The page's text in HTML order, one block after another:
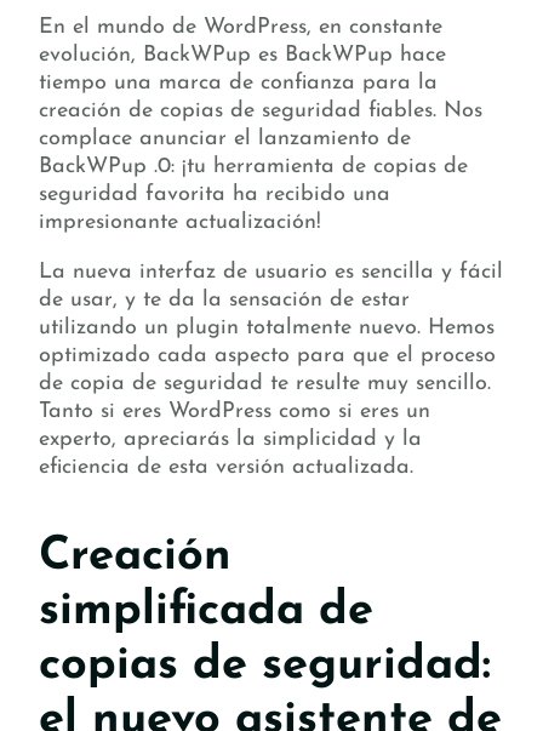
En el mundo de WordPress, en constante
evolución, BackWPup es BackWPup hace
tiempo una marca de confianza para la
creación de copias de seguridad fiables. Nos
complace anunciar el lanzamiento de
BackWPup .0: ¡tu herramienta de copias de
seguridad favorita ha recibido una
impresionante actualización!
La nueva interfaz de usuario es sencilla y fácil
de usar, y te da la sensación de estar
utilizando un plugin totalmente nuevo. Hemos
optimizado cada aspecto para que el proceso
de copia de seguridad te resulte muy sencillo.
Tanto si eres WordPress como si eres un
experto, apreciarás la simplicidad y la
eficiencia de esta versión actualizada.
Creación
simplificada de
copias de seguridad:
el nuevo asistente de